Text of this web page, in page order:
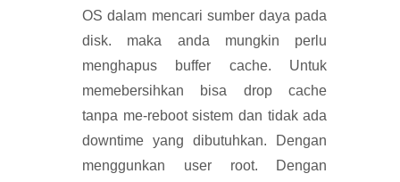
OS dalam mencari sumber daya pada
disk. maka anda mungkin perlu
menghapus buffer cache. Untuk
memebersihkan bisa drop cache
tanpa me-reboot sistem dan tidak ada
downtime yang dibutuhkan. Dengan
menggunkan user root. Dengan